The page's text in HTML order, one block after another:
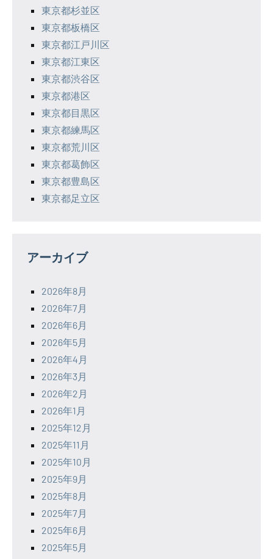
東京都杉並区
東京都板橋区
東京都江戸川区
東京都江東区
東京都渋谷区
東京都港区
東京都目黒区
東京都練馬区
東京都荒川区
東京都葛飾区
東京都豊島区
東京都足立区
アーカイブ
2026年8月
2026年7月
2026年6月
2026年5月
2026年4月
2026年3月
2026年2月
2026年1月
2025年12月
2025年11月
2025年10月
2025年9月
2025年8月
2025年7月
2025年6月
2025年5月